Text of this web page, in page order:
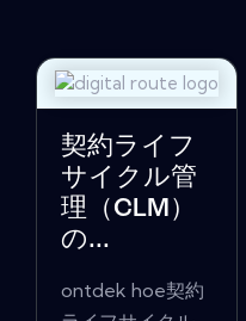
契約ライフ
サイクル管
理（CLM）
の...
ontdek hoe契約